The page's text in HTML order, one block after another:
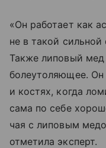
«Он работает как
не в такой
Также липовый
болеутоляющее.
и костях, когда
сама по себе
чая с липовым
отметила эксперт.